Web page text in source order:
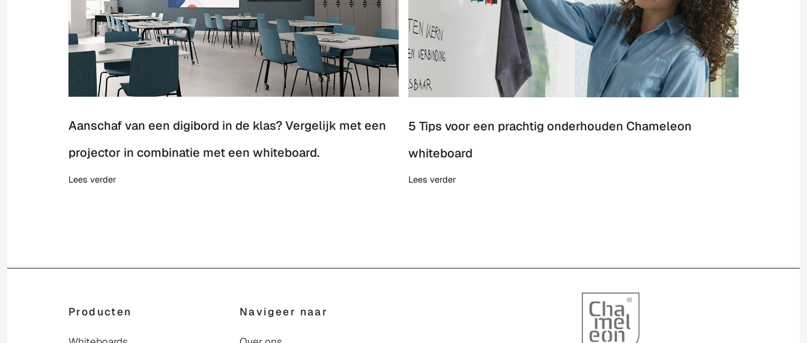
Aanschaf van een digibord in de klas? Vergelijk met een
projector in combinatie met een whiteboard.
Lees verder
5 Tips voor een prachtig onderhouden Chameleon
whiteboard
Lees verder
Producten Navigeer naar